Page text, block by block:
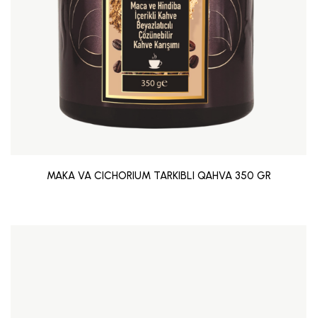
MAKA VA CICHORIUM TARKIBLI QAHVA 350 GR